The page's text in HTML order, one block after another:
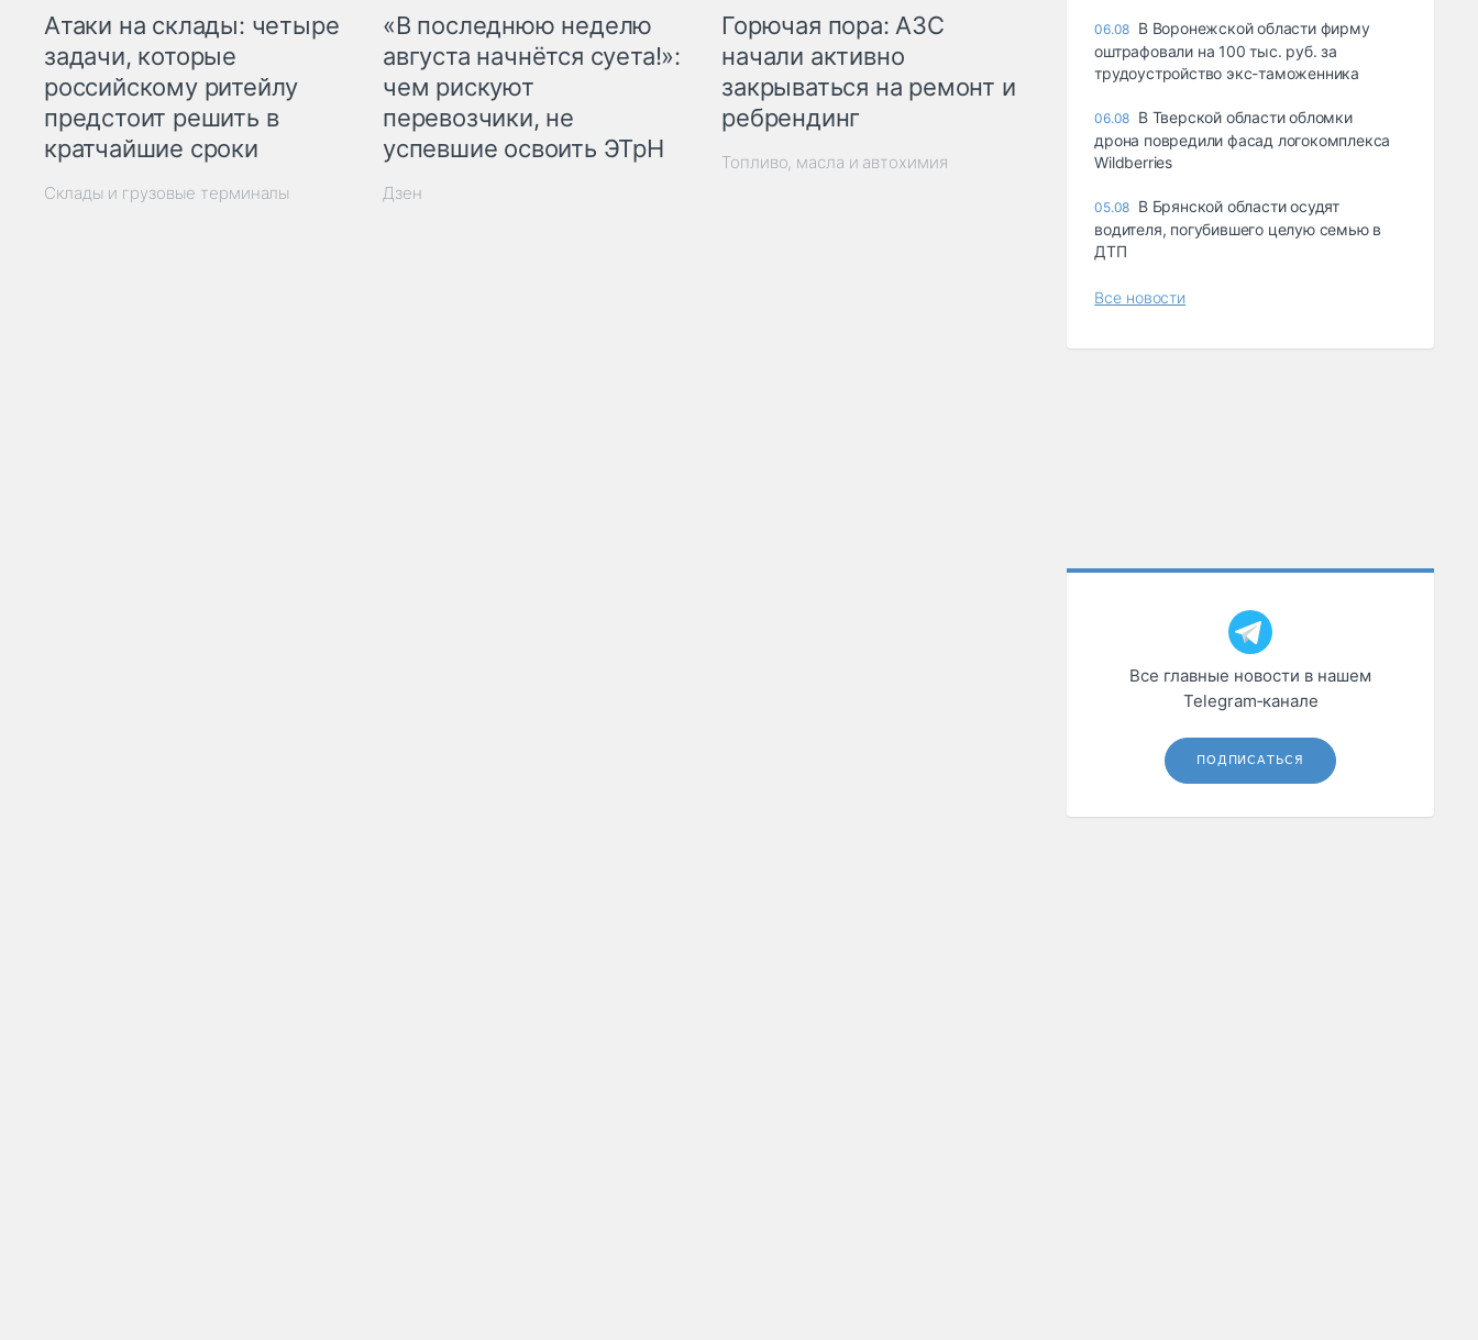
Атаки на склады: четыре
задачи, которые
российскому ритейлу
предстоит решить в
кратчайшие сроки
Склады и грузовые терминалы
«В последнюю неделю
августа начнётся суета!»:
чем рискуют
перевозчики, не
успевшие освоить ЭТрН
Дзен
Горючая пора: АЗС
начали активно
закрываться на ремонт и
ребрендинг
Топливо, масла и автохимия
06.08 В Воронежской области фирму
оштрафовали на 100 тыс. руб. за
трудоустройство экс-таможенника
06.08 В Тверской области обломки
дрона повредили фасад логокомплекса
Wildberries
05.08 В Брянской области осудят
водителя, погубившего целую семью в
ДТП
Все новости
Все главные новости в нашем
Telegram‑канале
ПОДПИСАТЬСЯ